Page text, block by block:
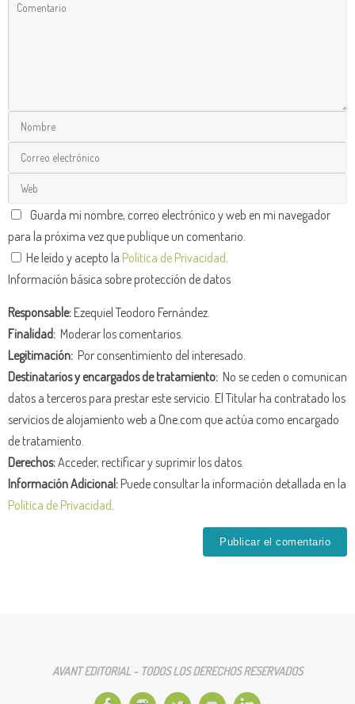
Guarda mi nombre, correo electrónico y web en mi navegador
para la próxima vez que publique un comentario.
He leído y acepto la Política de Privacidad
Información básica sobre protección de datos
Responsable:Ezequiel Teodoro Fernández.
Finalidad: Moderar los comentarios.
Legitimación: Por consentimiento del interesado.
Destinatarios y encargados de tratamiento: No se ceden o comunican
datos a terceros para prestar este servicio. El Titular ha contratado los
servicios de alojamiento web a One.com que actúa como encargado
de tratamiento.
Derechos:Acceder, rectificar y suprimir los datos.
Información Adicional:Puede consultar la información detallada en la
Política de Privacidad
AVANT EDITORIAL - TODOS LOS DERECHOS RESERVADOS